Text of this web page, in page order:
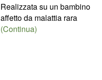
Realizzata su un bambino
affetto da malattia rara
(Continua)